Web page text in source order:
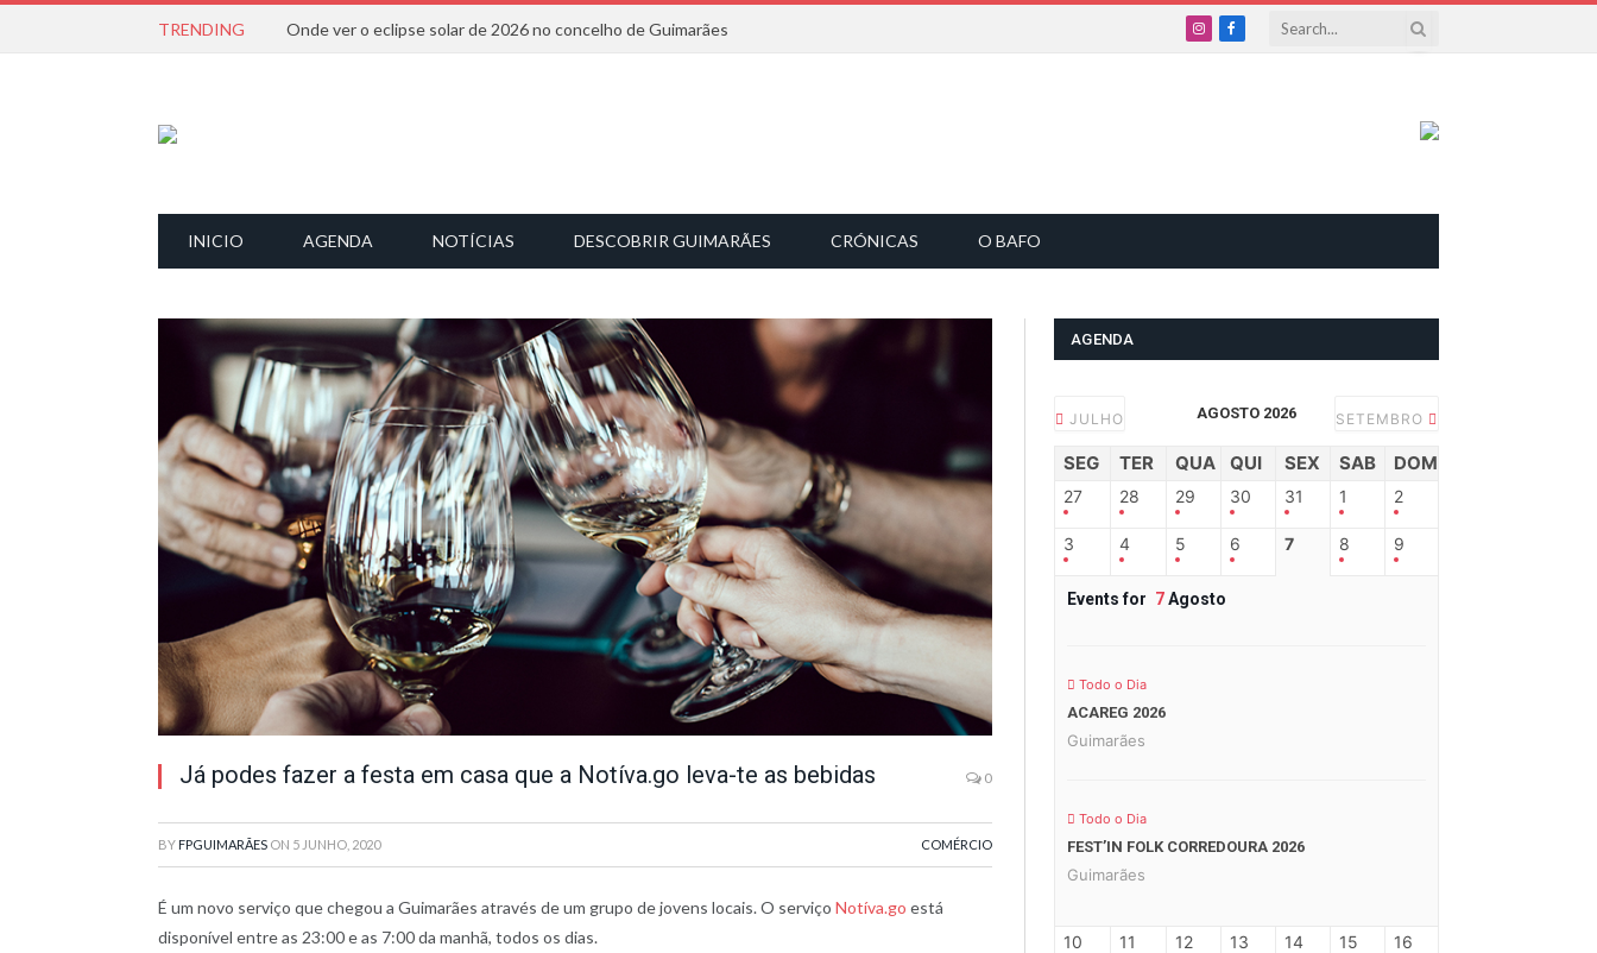
TRENDING Onde ver o eclipse solar de 2026 no concelho de Guimarães
InstagramFacebook
INICIO AGENDA NOTÍCIAS DESCOBRIR GUIMARÃES CRÓNICAS O BAFO
Já podes fazer a festa em casa que a Notíva.go leva-te as bebidas 0
BY FPGUIMARÃES ON 5 JUNHO, 2020 COMÉRCIO
É um novo serviço que chegou a Guimarães através de um grupo de jovens locais. O serviço Notíva.go está
disponível entre as 23:00 e as 7:00 da manhã, todos os dias.
AGENDA
JULHO AGOSTO 2026 SETEMBRO
SEG TER QUA QUI SEX SAB DOM
27 28 29 30 31 1 2
3 4 5 6 7 8 9
Events for 7Agosto
Todo o Dia
ACAREG 2026
Guimarães
Todo o Dia
FEST’IN FOLK CORREDOURA 2026
Guimarães
10 11 12 13 14 15 16